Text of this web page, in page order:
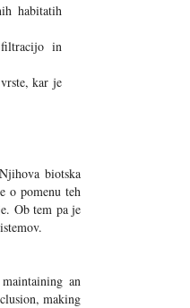
habitatih
in
kar je
biotska
o pomenu teh
Ob tem pa je
an
making